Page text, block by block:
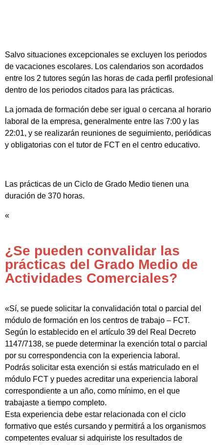
Salvo situaciones excepcionales se excluyen los periodos
de vacaciones escolares. Los calendarios son acordados
entre los 2 tutores según las horas de cada perfil profesional
dentro de los periodos citados para las prácticas.
La jornada de formación debe ser igual o cercana al horario
laboral de la empresa, generalmente entre las 7:00 y las
22:01, y se realizarán reuniones de seguimiento, periódicas
y obligatorias con el tutor de FCT en el centro educativo.
Las prácticas de un Ciclo de Grado Medio tienen una
duración de 370 horas.
«
¿Se pueden convalidar las
prácticas del Grado Medio de
Actividades Comerciales?
«Sí, se puede solicitar la convalidación total o parcial del
módulo de formación en los centros de trabajo – FCT.
Según lo establecido en el artículo 39 del Real Decreto
1147/7138, se puede determinar la exención total o parcial
por su correspondencia con la experiencia laboral.
Podrás solicitar esta exención si estás matriculado en el
módulo FCT y puedes acreditar una experiencia laboral
correspondiente a un año, como mínimo, en el que
trabajaste a tiempo completo.
Esta experiencia debe estar relacionada con el ciclo
formativo que estés cursando y permitirá a los organismos
competentes evaluar si adquiriste los resultados de